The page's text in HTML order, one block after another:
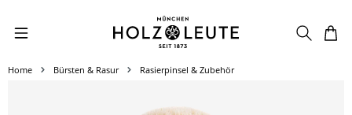
Zum Hauptinhalt springen
Home Bürsten & Rasur Rasierpinsel & Zubehör